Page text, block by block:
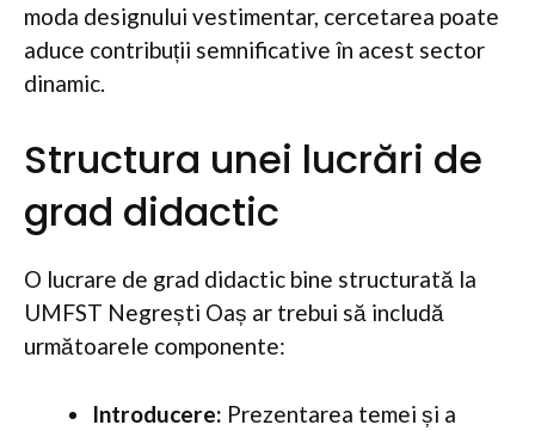
moda designului vestimentar, cercetarea poate
aduce contribuții semnificative în acest sector
dinamic.
Structura unei lucrări de
grad didactic
O lucrare de grad didactic bine structurată la
UMFST Negrești Oaș ar trebui să includă
următoarele componente:
Introducere: Prezentarea temei și a